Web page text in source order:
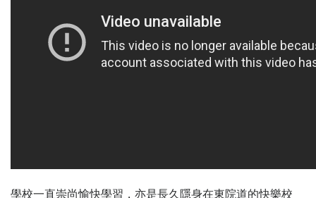
學校一直崇尚愉快學習，亦是長久隱身在東院道的快樂校